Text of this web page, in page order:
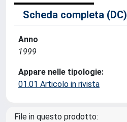
Scheda completa (DC)
Anno
1999
Appare nelle tipologie:
01.01 Articolo in rivista
File in questo prodotto: